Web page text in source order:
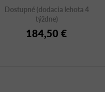
Dostupné (dodacia lehota 4
týždne)
184,50 €